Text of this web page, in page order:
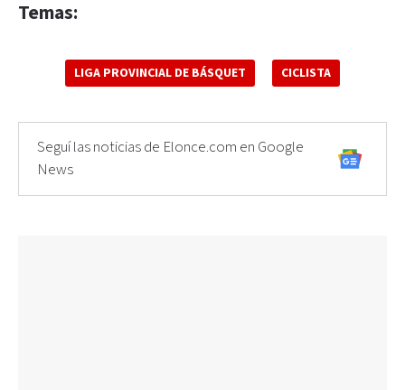
Temas:
LIGA PROVINCIAL DE BÁSQUET CICLISTA
Seguí las noticias de Elonce.com en Google
News